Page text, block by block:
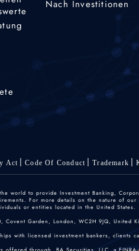
Nach Investitionen
Act Code Of Conduct Trademark
world to provide Investment Banking,
For more details on the nature of
or entities located in the United States.
Garden, London, WC2H 9JQ, United
with licensed investment bankers,
offered through, BA Securities, LLC, a